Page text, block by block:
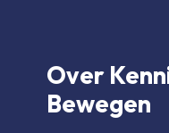
Over
Bewegen